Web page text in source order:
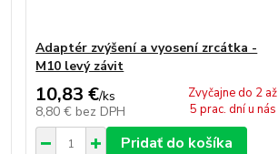
Adaptér zvýšení a vyosení zrcátka -
M10 levý závit
10,83 €/ks
8,80 € bez DPH
Zvyčajne do 2 až
5 prac. dní u nás
Pridať do košíka